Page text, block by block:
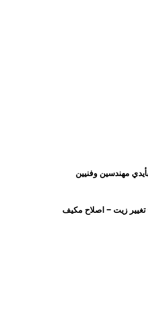
مهندسين وفنيين
زيت – اصلاح مكيف